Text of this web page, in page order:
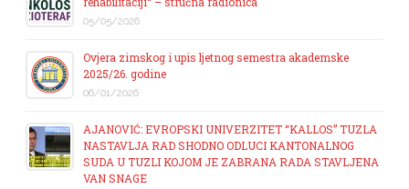
05/05/2026
Ovjera zimskog i upis ljetnog semestra akademske
2025/26. godine
06/01/2026
AJANOVIĆ: EVROPSKI UNIVERZITET “KALLOS” TUZLA
NASTAVLJA RAD SHODNO ODLUCI KANTONALNOG
SUDA U TUZLI KOJOM JE ZABRANA RADA STAVLJENA
VAN SNAGE